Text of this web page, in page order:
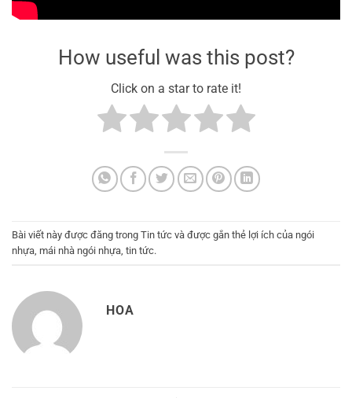
How useful was this post?
Click on a star to rate it!
Bài viết này được đăng trong Tin tức và được gắn thẻ lợi ích của ngói
nhựa mái nhà ngói nhựa tin tức.
HOA